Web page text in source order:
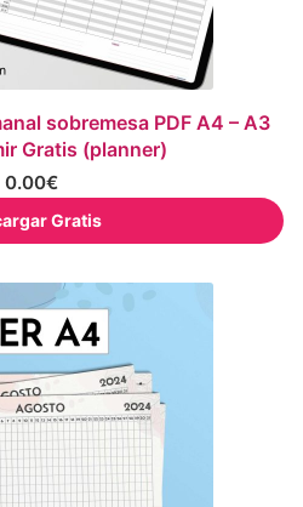
sobremesa PDF A4 – A3
Gratis (planner)
0.00€
Gratis